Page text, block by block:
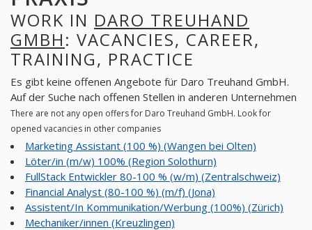
WORK IN DARO TREUHAND
GMBH: VACANCIES, CAREER,
TRAINING, PRACTICE
Es gibt keine offenen Angebote für Daro Treuhand GmbH.
Auf der Suche nach offenen Stellen in anderen Unternehmen
There are not any open offers for Daro Treuhand GmbH. Look for
opened vacancies in other companies
Marketing Assistant (100 %) (Wangen bei Olten)
Löter/in (m/w) 100% (Region Solothurn)
FullStack Entwickler 80-100 % (w/m) (Zentralschweiz)
Financial Analyst (80-100 %) (m/f) (Jona)
Assistent/In Kommunikation/Werbung (100%) (Zürich)
Mechaniker/innen (Kreuzlingen)